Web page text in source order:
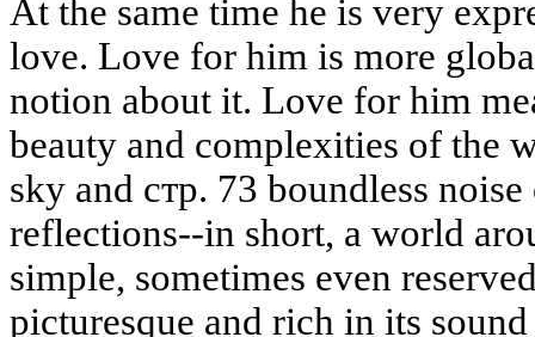
At the same time he is very
love. Love for him is more
notion about it. Love for him
beauty and complexities of the
sky and стр. 73 boundless
reflections--in short, a world
simple, sometimes even
picturesque and rich in its